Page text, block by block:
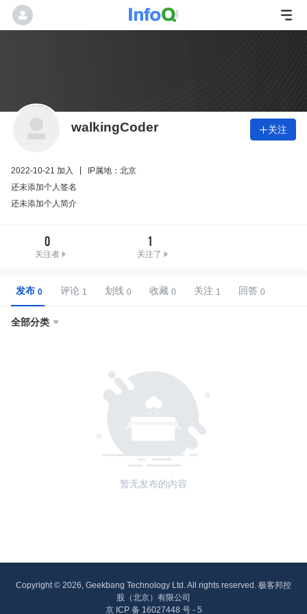
walkingCoder 关注
2022-10-21 加入
IP属地：北京
还未添加个人签名
还未添加个人简介
0
关注者
1
关注了
发布 评论 划线 收藏 关注 回答
全部分类 
暂无发布的内容
Copyright © 2026, Geekbang Technology Ltd. All rights reserved. 极客邦控
股（北京）有限公司
京 ICP 备 16027448 号 - 5